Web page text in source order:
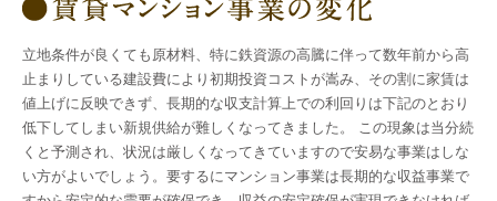
立地条件が良くても原材料、特に鉄資源の高騰に伴って数年前から高
止まりしている建設費により初期投資コストが嵩み、その割に家賃は
値上げに反映できず、長期的な収支計算上での利回りは下記のとおり
低下してしまい新規供給が難しくなってきました。 この現象は当分続
くと予測され、状況は厳しくなってきていますので安易な事業はしな
い方がよいでしょう。要するにマンション事業は長期的な収益事業で